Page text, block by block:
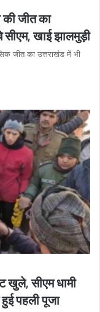
जीत का
सीएम, खाई झालमुड़ी
जीत का उत्तराखंड में भी
खुले, सीएम धामी
पहली पूजा